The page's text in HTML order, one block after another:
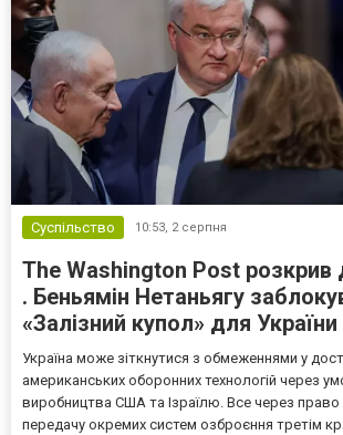
Суспільство 10:53, 2 серпня
The Washington Post розкрив
. Беньямін Нетаньягу
«Залізний купол» для України
Україна може зіткнутися з обмеженнями у
американських оборонних технологій через
виробництва США та Ізраїлю. Все через право
передачу окремих систем озброєння третім